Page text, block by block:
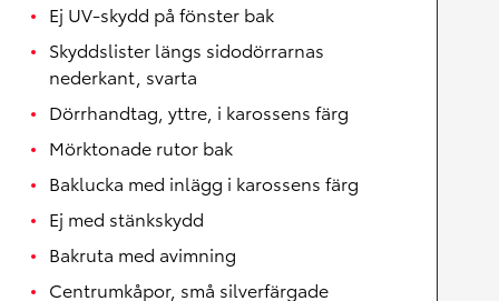
Ej UV-skydd på fönster bak
Skyddslister längs sidodörrarnas
nederkant, svarta
Dörrhandtag, yttre, i karossens färg
Mörktonade rutor bak
Baklucka med inlägg i karossens färg
Ej med stänkskydd
Bakruta med avimning
Centrumkåpor, små silverfärgade